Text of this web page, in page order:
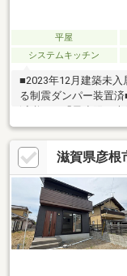
平屋
システムキッチン
■2023年12月建築未
る制震ダンパー装置
滋賀県彦根